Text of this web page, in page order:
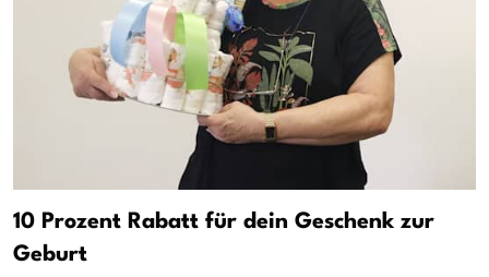
10 Prozent Rabatt für dein Geschenk zur
Geburt